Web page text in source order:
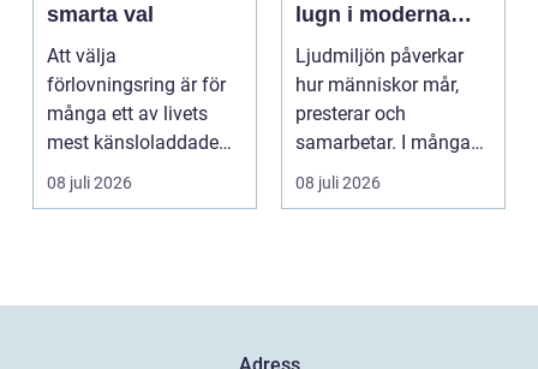
smarta val
Att välja
förlovningsring är för
många ett av livets
mest känsloladdade
beslut. Ringen ska
spegla kä...
08 juli 2026
lugn i moderna
lokaler
Ljudmiljön påverkar
hur människor mår,
presterar och
samarbetar. I många
kontor, skolor och
offentli...
08 juli 2026